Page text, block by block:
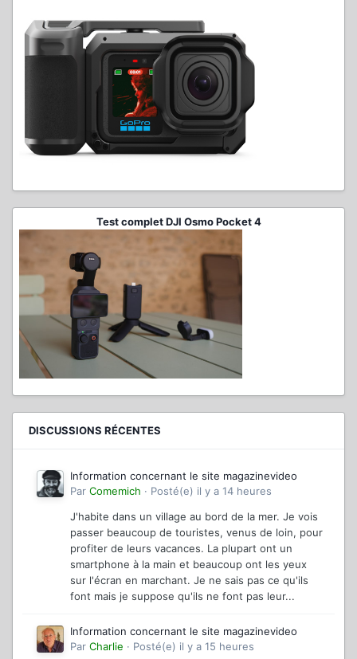
Test complet DJI Osmo Pocket 4
DISCUSSIONS RÉCENTES
Information concernant le site magazinevideo
Par Comemich · Posté(e) il y a 14 heures
J'habite dans un village au bord de la mer. Je vois
passer beaucoup de touristes, venus de loin, pour
profiter de leurs vacances. La plupart ont un
smartphone à la main et beaucoup ont les yeux
sur l'écran en marchant. Je ne sais pas ce qu'ils
font mais je suppose qu'ils ne font pas leur...
Information concernant le site magazinevideo
Par Charlie · Posté(e) il y a 15 heures